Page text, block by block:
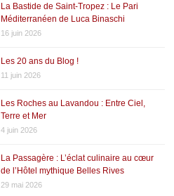
La Bastide de Saint-Tropez : Le Pari
Méditerranéen de Luca Binaschi
16 juin 2026
Les 20 ans du Blog !
11 juin 2026
Les Roches au Lavandou : Entre Ciel,
Terre et Mer
4 juin 2026
La Passagère : L’éclat culinaire au cœur
de l’Hôtel mythique Belles Rives
29 mai 2026